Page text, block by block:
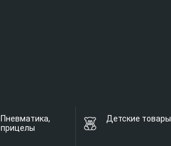
Пневматика,
прицелы
Детские товары